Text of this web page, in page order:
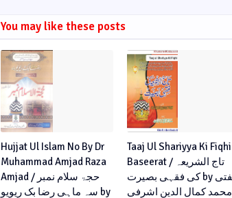
You may like these posts
Hujjat Ul Islam No By Dr
Muhammad Amjad Raza
Amjad / حجۃ سلام نمبر
سہ ماہی رضا بک ریویو by
Taaj Ul Shariyya Ki Fiqhi
Baseerat / تاج الشریعہ
کی فقہی بصیرت by مفتی
محمد کمال الدین اشرفی